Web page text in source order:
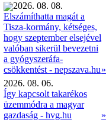
2026. 08. 08.
Elszámíthatta magát a
Tisza-kormány, kétséges,
hogy szeptember elsejével
valóban sikerül bevezetni
a gyógyszeráfa-
csökkentést - nepszava.hu»
2026. 08. 06.
Így kapcsolt takarékos
üzemmódra a magyar
gazdaság - hvg.hu
»